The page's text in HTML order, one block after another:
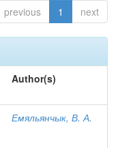
previous 1 next
Author(s)
Емяльянчык, В. А.